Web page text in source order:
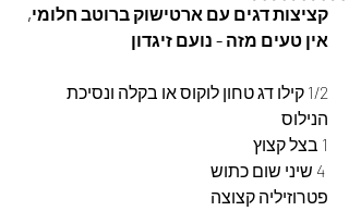
קציצות דגים עם ארטישוק ברוטב חלומי,
אין טעים מזה - נועם זיגדון
1/2 קילו דג טחון לוקוס או בקלה ונסיכת
הנילוס
1 בצל קצוץ
פטרוזיליה קצוצה